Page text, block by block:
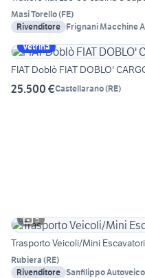
Masi Torello(FE)
Rivenditore Frignani Macchine
Vetrina
FIAT Doblò FIAT DOBLO'
25.500 €Castellarano(RE)
5
Trasporto Veicoli/Mini Escavatori
Rubiera (RE)
Rivenditore Sanfilippo